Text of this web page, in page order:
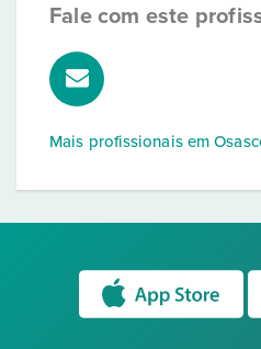
Fale com este
Mais profissionais em